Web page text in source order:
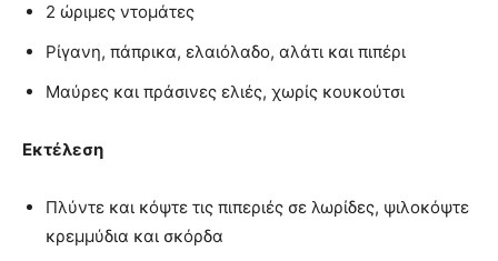
2 ώριμες ντομάτες
Ρίγανη, πάπρικα, ελαιόλαδο, αλάτι και πιπέρι
Μαύρες και πράσινες ελιές, χωρίς κουκούτσι
Εκτέλεση
Πλύντε και κόψτε τις πιπεριές σε λωρίδες, ψιλοκόψτε
κρεμμύδια και σκόρδα